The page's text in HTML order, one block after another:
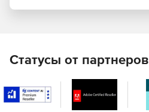
Статусы от партнеров